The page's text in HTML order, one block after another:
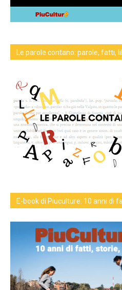
Le parole contano: parole, fatti,
E-book di Piuculture: 10 anni di